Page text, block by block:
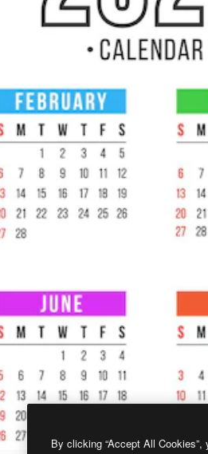
By clicking “Accept All